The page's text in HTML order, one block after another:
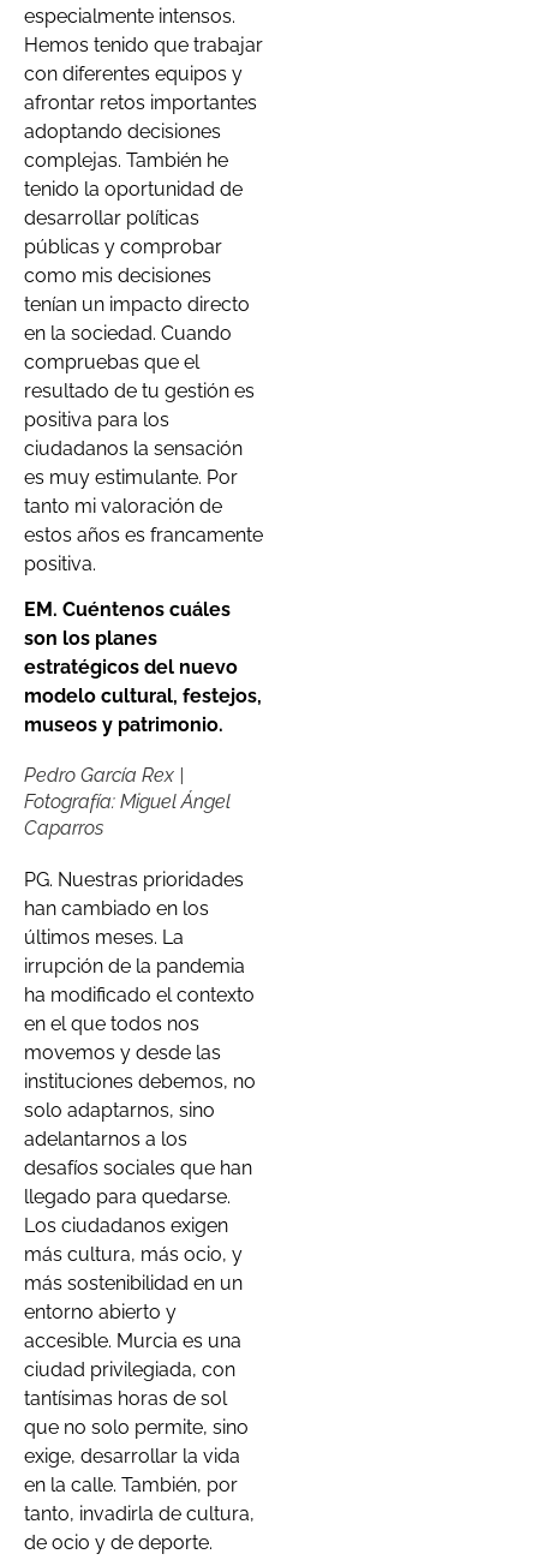
especialmente intensos.
Hemos tenido que trabajar
con diferentes equipos y
afrontar retos importantes
adoptando decisiones
complejas. También he
tenido la oportunidad de
desarrollar políticas
públicas y comprobar
como mis decisiones
tenían un impacto directo
en la sociedad. Cuando
compruebas que el
resultado de tu gestión es
positiva para los
ciudadanos la sensación
es muy estimulante. Por
tanto mi valoración de
estos años es francamente
positiva.
EM. Cuéntenos cuáles
son los planes
estratégicos del nuevo
modelo cultural, festejos,
museos y patrimonio.
Pedro García Rex |
Fotografía: Miguel Ángel
Caparros
PG. Nuestras prioridades
han cambiado en los
últimos meses. La
irrupción de la pandemia
ha modificado el contexto
en el que todos nos
movemos y desde las
instituciones debemos, no
solo adaptarnos, sino
adelantarnos a los
desafíos sociales que han
llegado para quedarse.
Los ciudadanos exigen
más cultura, más ocio, y
más sostenibilidad en un
entorno abierto y
accesible. Murcia es una
ciudad privilegiada, con
tantísimas horas de sol
que no solo permite, sino
exige, desarrollar la vida
en la calle. También, por
tanto, invadirla de cultura,
de ocio y de deporte.